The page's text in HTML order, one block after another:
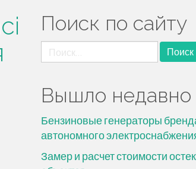
Поиск по сайту
Найти:
Вышло недавно
Бензиновые генераторы
автономного
Замер и расчет стоимости